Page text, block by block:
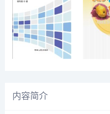
内容简介